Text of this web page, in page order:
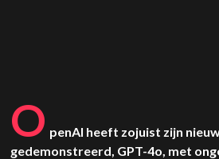
O penAI heeft zojuist zijn
gedemonstreerd, GPT-4o, met